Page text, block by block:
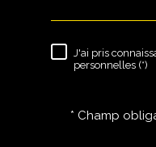
J'ai pris
personnelles (*)
* Champ